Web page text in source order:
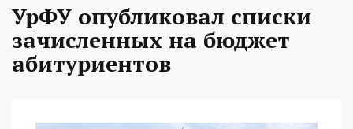
УрФУ опубликовал списки
зачисленных на бюджет
абитуриентов